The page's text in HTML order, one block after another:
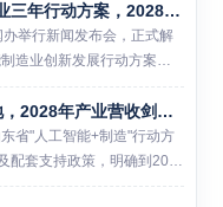
同主...
威海出台AI赋能制造业三年行动方案，2028年目标锁定30个以上应用场景
举行新闻发布会，正式解
造业创新发展行动方案（2
市工业和信息化局等12部
，为威海制造业智能化转山东AI+制造方案落地，2028年产业营收剑指2500亿元
省"人工智能+制造"行动方
套支持政策，明确到202
收入将突破2500亿元。这